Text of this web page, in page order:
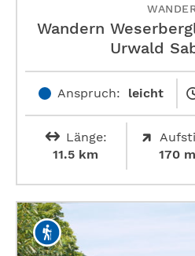
Wandern
Urwald
Anspruch: leicht
Länge:
11.5 km
170 m